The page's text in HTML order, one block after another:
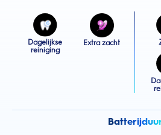
Dagelijkse
reiniging
Extra zacht